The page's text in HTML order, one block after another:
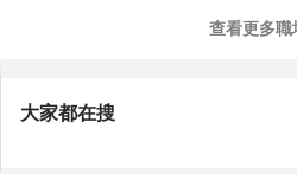
查看更多職
大家都在搜